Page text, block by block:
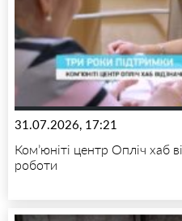
31.07.2026, 17:21
Ком’юніті центр Опліч хаб
роботи